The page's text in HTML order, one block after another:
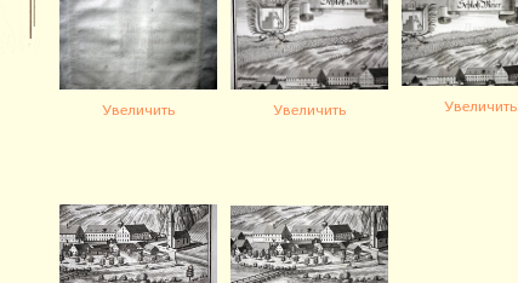
Увеличить Увеличить Увеличить